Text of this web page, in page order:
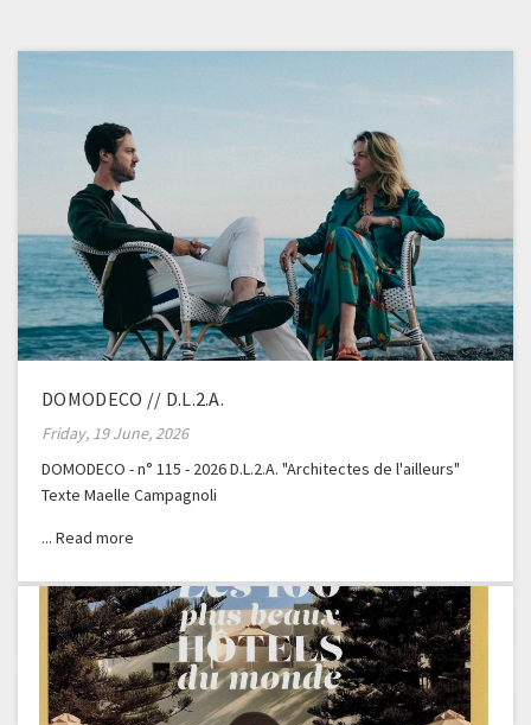
DOMODECO // D.L.2.A.
Friday, 19 June, 2026
DOMODECO - n° 115 - 2026 D.L.2.A. "Architectes de l'ailleurs"
Texte Maelle Campagnoli